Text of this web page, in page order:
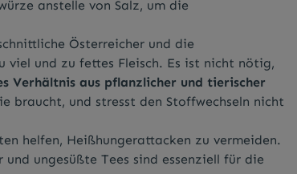
anstelle von Salz, um die
Österreicher und die
viel und zu fettes Fleisch. Es ist nicht nötig,
Verhältnis aus pflanzlicher und tierischer
braucht, und stresst den Stoffwechseln nicht
helfen, Heißhungerattacken zu vermeiden.
und ungesüßte Tees sind essenziell für die